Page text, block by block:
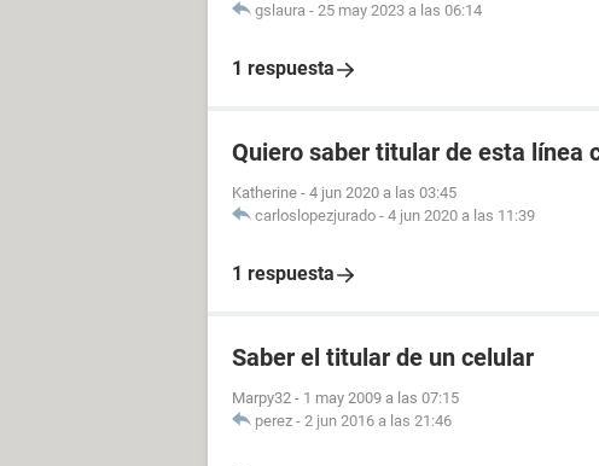
gslaura - 25 may 2023 a las 06:14
1 respuesta
Quiero saber titular de esta línea
Katherine - 4 jun 2020 a las 03:45
carloslopezjurado - 4 jun 2020 a las 11:39
1 respuesta
Saber el titular de un celular
Marpy32 - 1 may 2009 a las 07:15
perez - 2 jun 2016 a las 21:46